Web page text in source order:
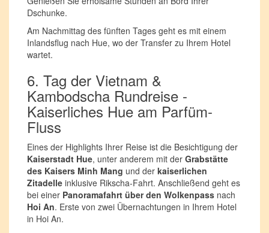
Dschunke.
Am Nachmittag des fünften Tages geht es mit einem
Inlandsflug nach Hue, wo der Transfer zu Ihrem Hotel
wartet.
6. Tag der Vietnam &
Kambodscha Rundreise -
Kaiserliches Hue am Parfüm-
Fluss
Eines der Highlights Ihrer Reise ist die Besichtigung der
Kaiserstadt Hue, unter anderem mit der Grabstätte
des Kaisers Minh Mang und der kaiserlichen
Zitadelle inklusive Rikscha-Fahrt. Anschließend geht es
bei einer Panoramafahrt über den Wolkenpass nach
Hoi An. Erste von zwei Übernachtungen in Ihrem Hotel
in Hoi An.